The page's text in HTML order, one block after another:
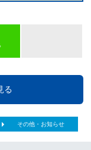
る
その他・お知らせ